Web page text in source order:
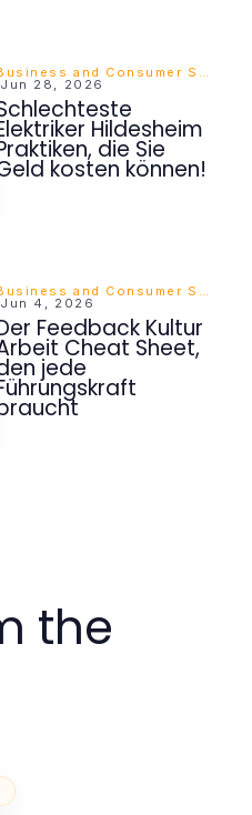
Business and Consumer Services
Jun 28, 2026
Hildesheim
die Sie
kosten können!
Business and Consumer Services
Jun 4, 2026
Feedback Kultur
Cheat Sheet,
jede
the